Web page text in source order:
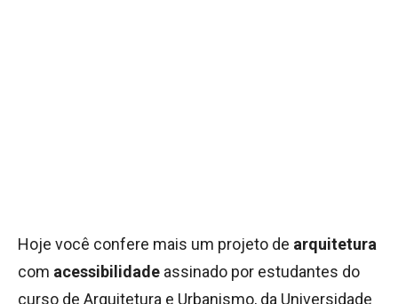
Hoje você confere mais um projeto de arquitetura
com acessibilidade assinado por estudantes do
curso de Arquitetura e Urbanismo, da Universidade